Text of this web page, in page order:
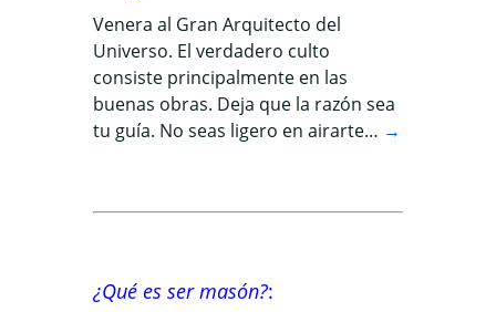
Venera al Gran Arquitecto del
Universo. El verdadero culto
consiste principalmente en las
buenas obras. Deja que la razón sea
tu guía. No seas ligero en airarte… →
¿Qué es ser masón?: